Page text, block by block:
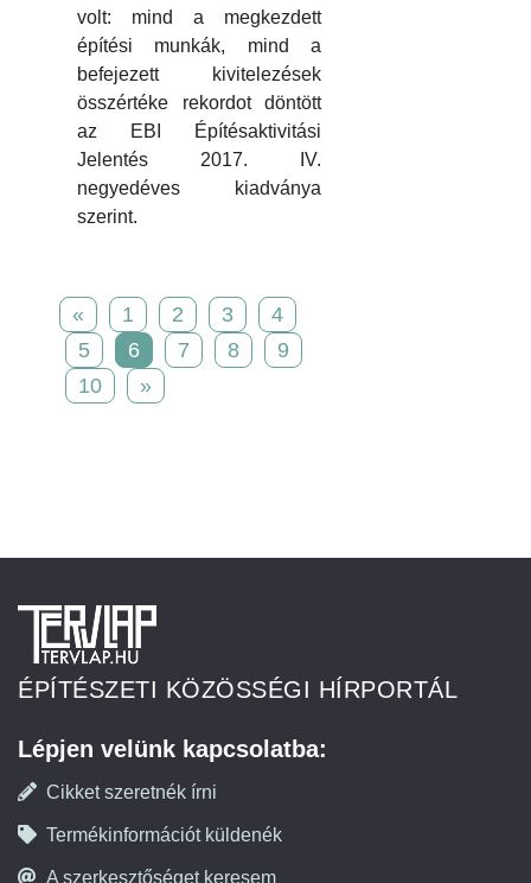
volt: mind a megkezdett
építési munkák, mind a
befejezett kivitelezések
összértéke rekordot döntött
az EBI Építésaktivitási
Jelentés 2017. IV.
negyedéves kiadványa
szerint.
« 1 2 3
4
5
6 7 8
9
10
»
ÉPÍTÉSZETI KÖZÖSSÉGI HÍRPORTÁL
Lépjen velünk kapcsolatba:
Cikket szeretnék írni
Termékinformációt küldenék
A szerkesztőséget keresem